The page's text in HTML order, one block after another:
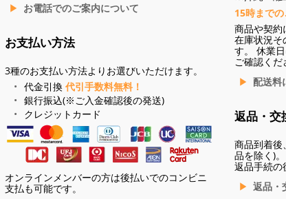
お電話でのご案内について
お支払い方法
3種のお支払い方法よりお選びいただけます。
代金引換 代引手数料無料！
銀行振込(※ご入金確認後の発送)
クレジットカード
オンラインメンバーの方は後払いでのコンビニ
支払も可能です。
15時までの
商品や契約
在庫状況そ
す。 休業
ご確認くだ
配送料
返品・交
商品到着後
品を除く)
返品手続の
返品・